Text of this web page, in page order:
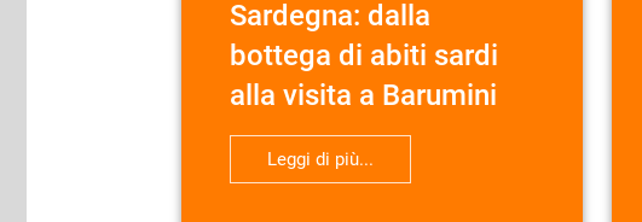
Sardegna: dalla
bottega di abiti sardi
alla visita a Barumini
Leggi di più...